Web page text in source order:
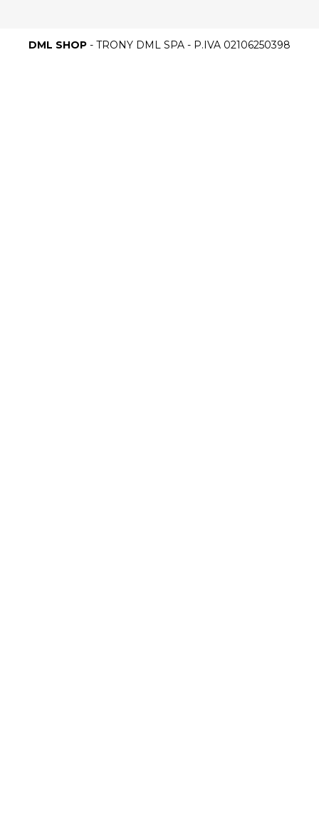
DML SHOP - TRONY DML SPA - P.IVA 02106250398